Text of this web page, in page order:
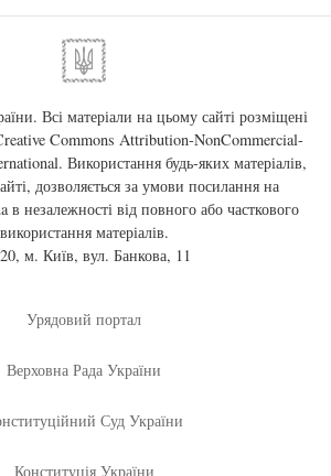
Всі матеріали на цьому сайті розміщені
Commons Attribution-NonCommercial-
. Використання будь-яких матеріалів,
дозволяється за умови посилання на
в незалежності від повного або часткового
використання матеріалів.
м. Київ, вул. Банкова, 11
Урядовий портал
Верховна Рада України
Суд України
Конституція України